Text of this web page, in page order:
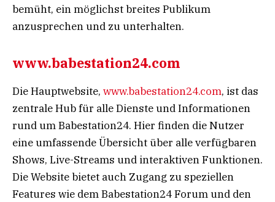
bemüht, ein möglichst breites Publikum
anzusprechen und zu unterhalten.
www.babestation24.com
Die Hauptwebsite, www.babestation24.com, ist das
zentrale Hub für alle Dienste und Informationen
rund um Babestation24. Hier finden die Nutzer
eine umfassende Übersicht über alle verfügbaren
Shows, Live-Streams und interaktiven Funktionen.
Die Website bietet auch Zugang zu speziellen
Features wie dem Babestation24 Forum und den